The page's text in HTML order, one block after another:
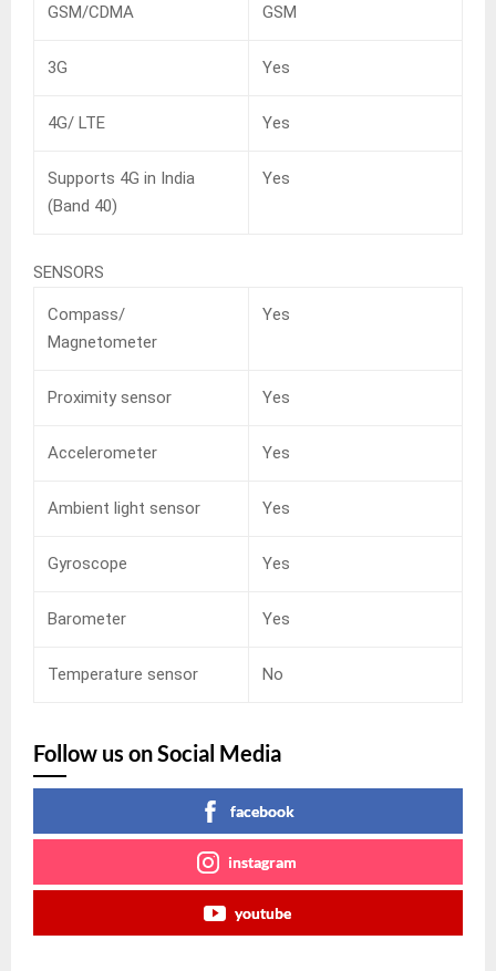
GSM/CDMA GSM
3G Yes
4G/ LTE Yes
Supports 4G in India
(Band 40)
Yes
SENSORS
Compass/
Magnetometer
Yes
Proximity sensor Yes
Accelerometer Yes
Ambient light sensor Yes
Gyroscope Yes
Barometer Yes
Temperature sensor No
Follow us on Social Media
facebook
instagram
youtube